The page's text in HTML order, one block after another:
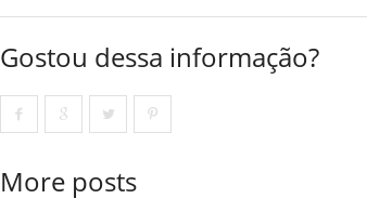
Gostou dessa informação?
More posts